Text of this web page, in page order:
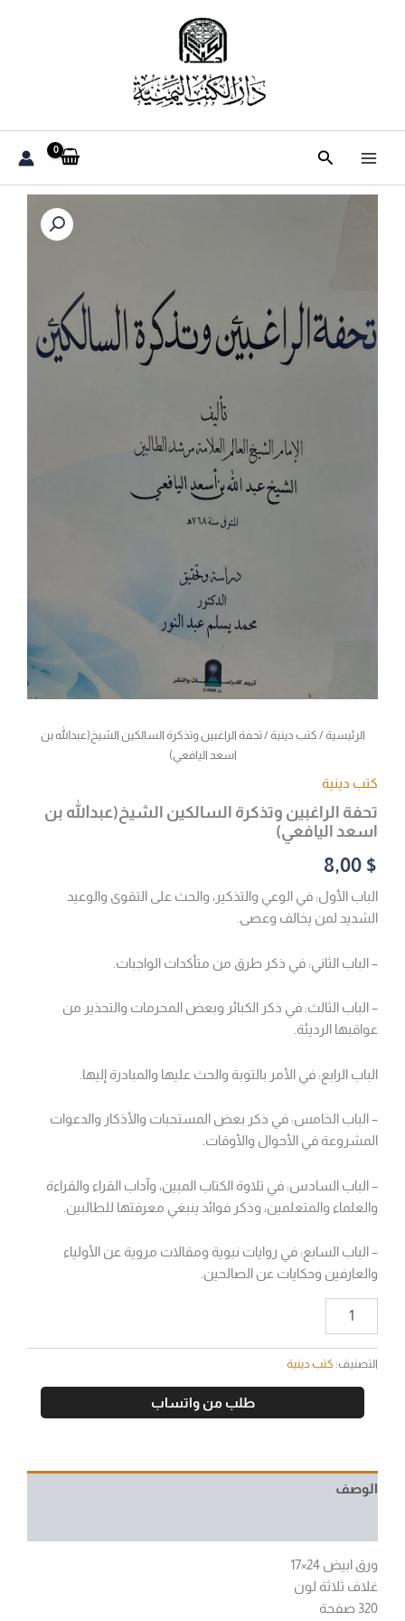
البحث
الرئيسية/ كتب دينية/ تحفة الراغبين وتذكرة السالكين الشيخ(عبدالله بن
اسعد اليافعي)
كتب دينية
تحفة الراغبين وتذكرة السالكين الشيخ(عبدالله بن
اسعد اليافعي)
8,00 $
الباب الأول: في الوعي والتذكير، والحث على التقوى والوعيد
الشديد لمن يخالف وعصى.
– الباب الثاني: في ذكر طرق من متأكدات الواجبات.
– الباب الثالث: في ذكر الكبائر وبعض المحرمات والتحذير من
عواقبها الرديئة.
الباب الرابع: في الأمر بالتوبة والحث عليها والمبادرة إليها.
– الباب الخامس: في ذكر بعض المستحبات والأذكار والدعوات
المشروعة في الأحوال والأوقات.
– الباب السادس: في تلاوة الكتاب المبين، وآداب القراء والقراءة
والعلماء والمتعلمين، وذكر فوائد ينبغي معرفتها للطالبين.
– الباب السابع: في روايات نبوية ومقالات مروية عن الأولياء
والعارفين وحكايات عن الصالحين.
اسعد
اليافعي)
التصنيف: كتب دينية
طلب من واتساب
الوصف
ورق ابيض 24×17
غلاف ثلاثة لون
320 صفحة